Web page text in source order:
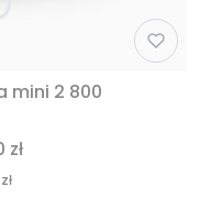
mini 2 800